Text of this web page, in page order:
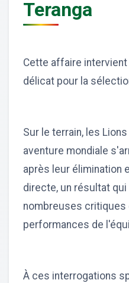
Teranga
Cette affaire
délicat pour la
Sur le terrain, les
aventure mondiale
après leur élimination
directe, un résultat
nombreuses critiques
performances de
À ces interrogations